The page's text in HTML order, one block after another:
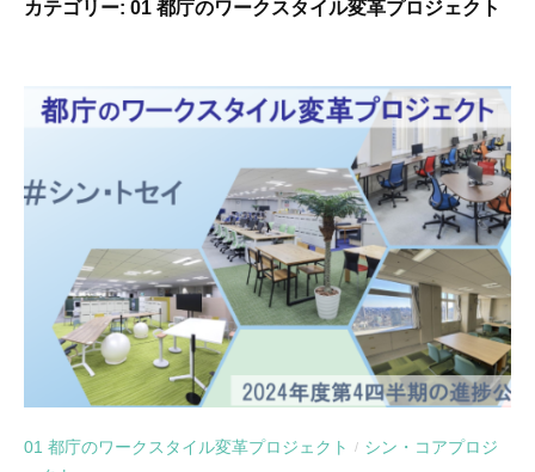
セ
カテゴリー: 01 都庁のワークスタイル変革プロジェクト
01 都庁のワークスタイル変革プロジェクト / シン・コアプロジ